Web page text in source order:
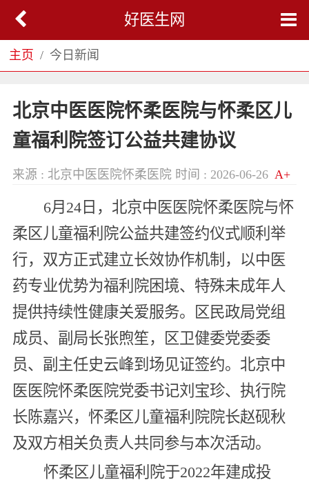
好医生网
主页 今日新闻
北京中医医院怀柔医院与怀柔区儿
童福利院签订公益共建协议
来源 : 北京中医医院怀柔医院 时间 : 2026-06-26 A+
6月24日，北京中医医院怀柔医院与怀
柔区儿童福利院公益共建签约仪式顺利举
行，双方正式建立长效协作机制，以中医
药专业优势为福利院困境、特殊未成年人
提供持续性健康关爱服务。区民政局党组
成员、副局长张煦笙，区卫健委党委委
员、副主任史云峰到场见证签约。北京中
医医院怀柔医院党委书记刘宝珍、执行院
长陈嘉兴，怀柔区儿童福利院院长赵砚秋
及双方相关负责人共同参与本次活动。
怀柔区儿童福利院于2022年建成投